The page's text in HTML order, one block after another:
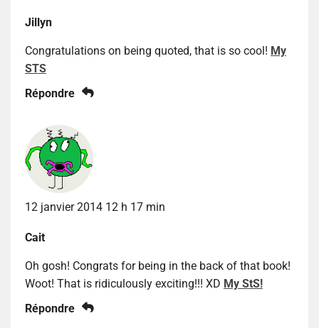
Jillyn
Congratulations on being quoted, that is so cool! My
STS
Répondre
12 janvier 2014 12 h 17 min
Cait
Oh gosh! Congrats for being in the back of that book!
Woot! That is ridiculously exciting!!! XD My StS!
Répondre